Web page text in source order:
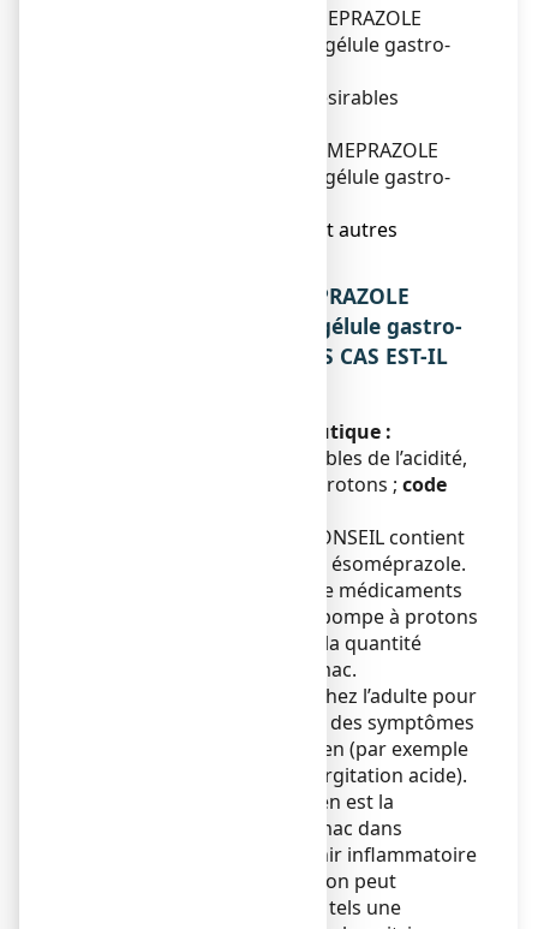
3. Comment prendre ESOMEPRAZOLE
VIATRIS CONSEIL 20 mg, gélule gastro-
4. Quels sont les effets indésirables
5. Comment conserver ESOMEPRAZOLE
VIATRIS CONSEIL 20 mg, gélule gastro-
6. Contenu de l’emballage et autres
1. QU’EST-CE QUE ESOMEPRAZOLE
VIATRIS CONSEIL 20 mg, gélule gastro-
résistante ET DANS QUELS CAS EST-IL
Classe pharmacothérapeutique :
médicaments pour les troubles de l’acidité,
inhibiteurs de la pompe à protons ; code
ESOMEPRAZOLE VIATRIS CONSEIL contient
la substance active appelée ésoméprazole.
Il appartient à un groupe de médicaments
appelés « inhibiteurs de la pompe à protons
». Ils agissent en réduisant la quantité
d’acide produite par l'estomac.
Ce médicament est utilisé chez l’adulte pour
le traitement à court terme des symptômes
du reflux gastro-œsophagien (par exemple
brûlures d’estomac et régurgitation acide).
Le reflux gastro-œsophagien est la
remontée d’acide de l’estomac dans
l'œsophage, qui peut devenir inflammatoire
et douloureux. Cette situation peut
provoquer des symptômes tels une